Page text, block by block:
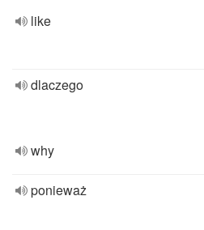
like
dlaczego
why
ponieważ